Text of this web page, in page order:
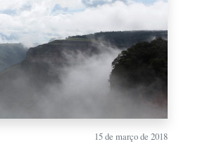
15 de março de 2018